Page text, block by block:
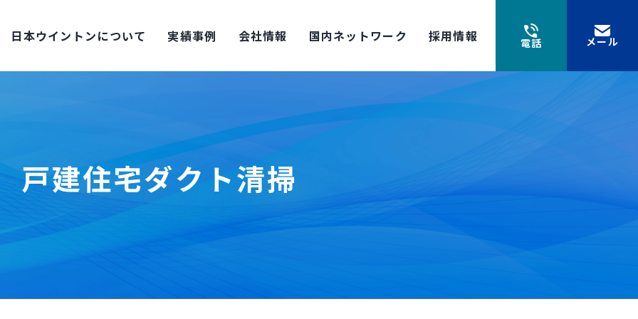
日本ウイントンについて 実績事例 会社情報 国内ネットワーク 採用情報 電話 メール
戸建住宅ダクト清掃